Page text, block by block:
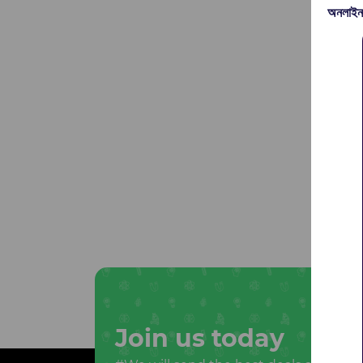
Join us today